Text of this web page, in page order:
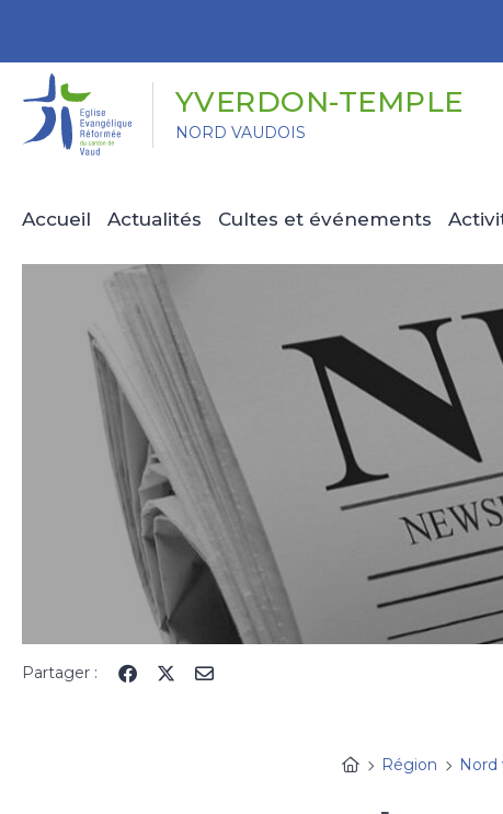
YVERDON-TEMPLE
NORD VAUDOIS
Accueil Actualités Cultes et événements
Partager :
Région Nord